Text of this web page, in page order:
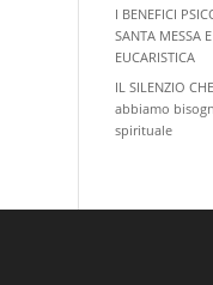
I BENEFICI
SANTA MESSA
EUCARISTICA
IL SILENZIO
abbiamo
spirituale